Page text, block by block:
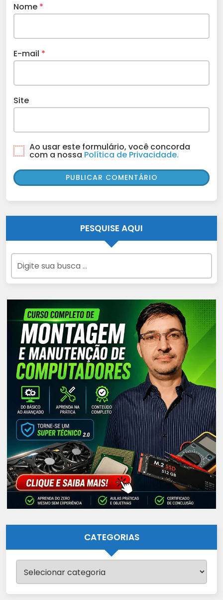
Nome *
E-mail *
Site
Ao usar este formulário, você concorda
com a nossa Política de Privacidade.
PESQUISE AQUI
CATEGORIAS